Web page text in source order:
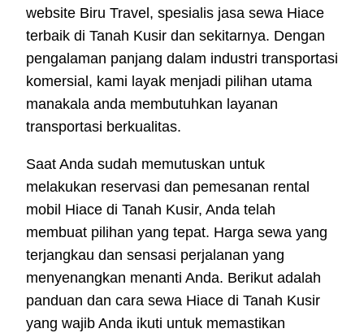
website Biru Travel, spesialis jasa sewa Hiace
terbaik di Tanah Kusir dan sekitarnya. Dengan
pengalaman panjang dalam industri transportasi
komersial, kami layak menjadi pilihan utama
manakala anda membutuhkan layanan
transportasi berkualitas.
Saat Anda sudah memutuskan untuk
melakukan reservasi dan pemesanan rental
mobil Hiace di Tanah Kusir, Anda telah
membuat pilihan yang tepat. Harga sewa yang
terjangkau dan sensasi perjalanan yang
menyenangkan menanti Anda. Berikut adalah
panduan dan cara sewa Hiace di Tanah Kusir
yang wajib Anda ikuti untuk memastikan